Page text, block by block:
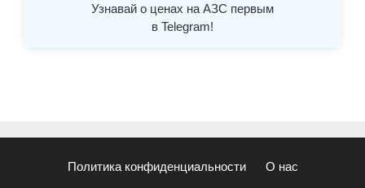
Узнавай о ценах на АЗС первым
в Telegram!
Политика конфиденциальности О нас